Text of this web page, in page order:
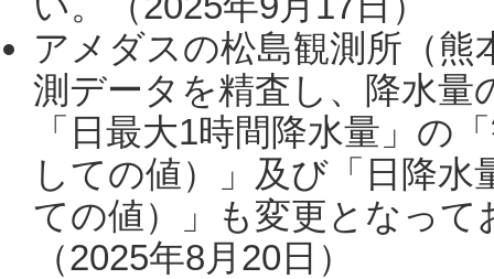
アメダスの松島観測所（熊
測データを精査し、降水
「日最大1時間降水量」の
しての値）」及び「日降
ての値）」も変更となっ
（2025年8月20日）